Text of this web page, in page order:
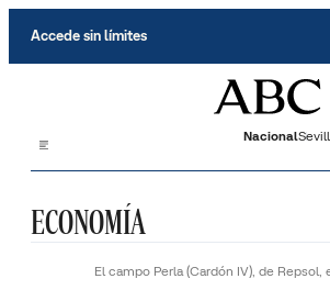
Accede sin límites
Nacional
ECONOMÍA
El campo Perla (Cardón IV), de Repsol,